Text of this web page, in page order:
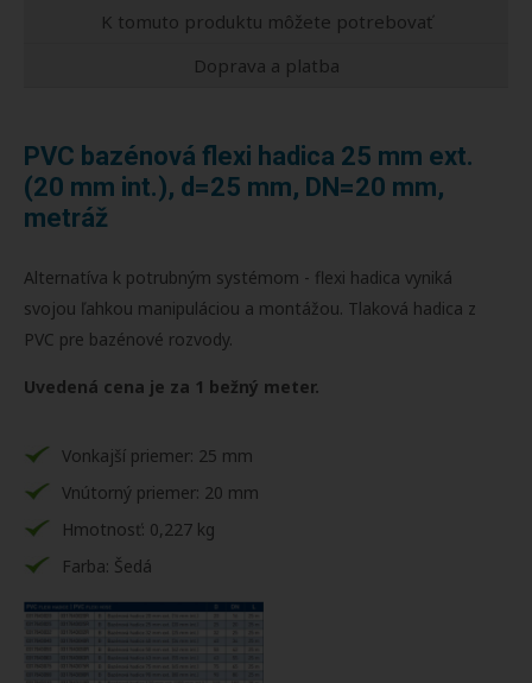
K tomuto produktu môžete potrebovať
Doprava a platba
PVC bazénová flexi hadica 25 mm ext.
(20 mm int.), d=25 mm, DN=20 mm,
metráž
Alternatíva k potrubným systémom - flexi hadica vyniká
svojou ľahkou manipuláciou a montážou. Tlaková hadica z
PVC pre bazénové rozvody.
Uvedená cena je za 1 bežný meter.
Vonkajší priemer: 25 mm
Vnútorný priemer: 20 mm
Hmotnosť: 0,227 kg
Farba: Šedá